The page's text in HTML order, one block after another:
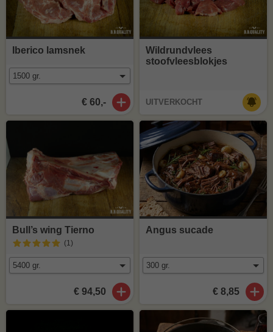
Iberico lamsnek
€ 60,-
Wildrundvlees
stoofvleesblokjes
UITVERKOCHT
Bull’s wing Tierno
(1 )
€ 94,50
Angus sucade
€ 8,85